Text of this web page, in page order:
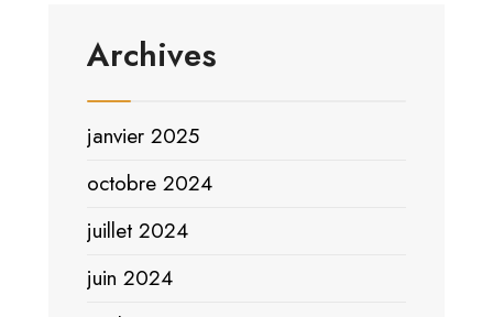
Archives
janvier 2025
octobre 2024
juillet 2024
juin 2024